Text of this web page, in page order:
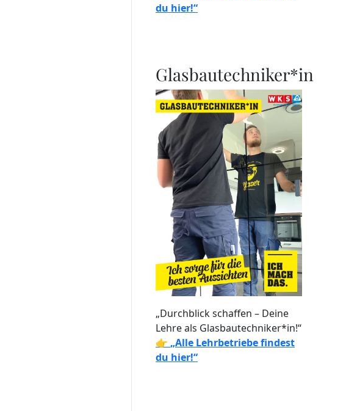
du hier!“
Glasbautechniker*in
„Durchblick schaffen – Deine
Lehre als Glasbautechniker*in!“
👉 „Alle Lehrbetriebe findest
du hier!“